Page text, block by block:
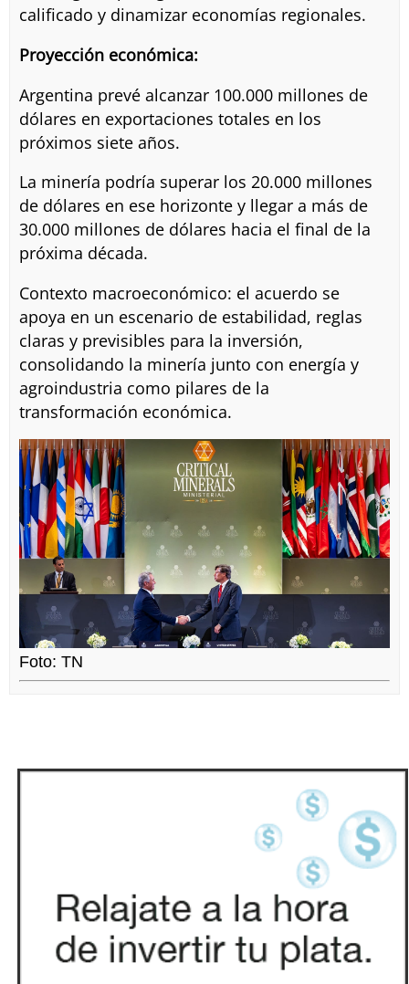
calificado y dinamizar economías regionales.
Proyección económica:
Argentina prevé alcanzar 100.000 millones de
dólares en exportaciones totales en los
próximos siete años.
La minería podría superar los 20.000 millones
de dólares en ese horizonte y llegar a más de
30.000 millones de dólares hacia el final de la
próxima década.
Contexto macroeconómico: el acuerdo se
apoya en un escenario de estabilidad, reglas
claras y previsibles para la inversión,
consolidando la minería junto con energía y
agroindustria como pilares de la
transformación económica.
Foto: TN